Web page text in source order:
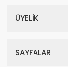
ÜYELİK
SAYFALAR